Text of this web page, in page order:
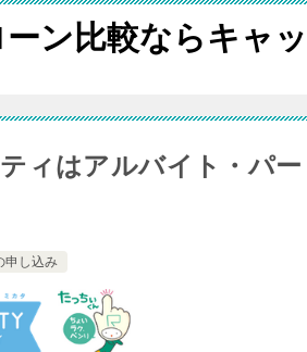
ーン比較ならキャ
ィはアルバイト・パ
申し込み